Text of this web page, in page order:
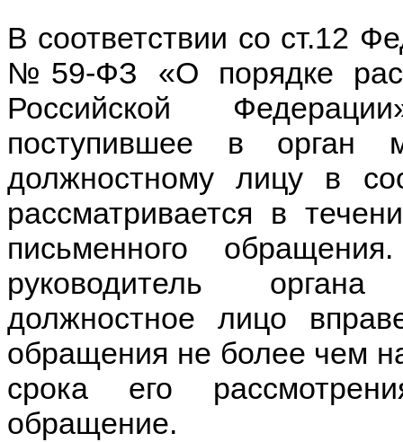
В соответствии со ст.12
№59-ФЗ «О порядке
Российской
поступившее в орган
должностному лицу в
рассматривается в
письменного
руководитель
должностное лицо
обращения не более чем
срока его
обращение.